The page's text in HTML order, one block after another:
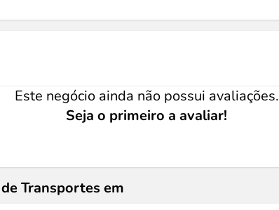
Este negócio ainda não possui avaliações.
Seja o primeiro a avaliar!
Transportes em